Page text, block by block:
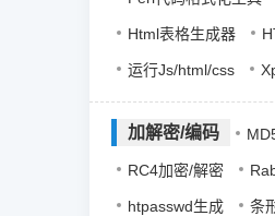
Html表格生成器
运行Js/html/css
加解密/编码
RC4加密/解密
htpasswd生成 条